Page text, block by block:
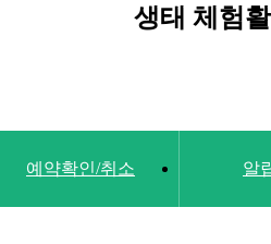
생태 체험
예약확인/취소 알